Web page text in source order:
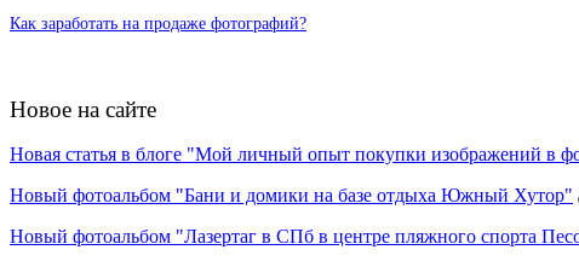
Как заработать на продаже фотографий?
Новое на сайте
Новая статья в блоге "Мой личный опыт покупки изображений в
Новый фотоальбом "Бани и домики на базе отдыха Южный Хутор"
Новый фотоальбом "Лазертаг в СПб в центре пляжного спорта